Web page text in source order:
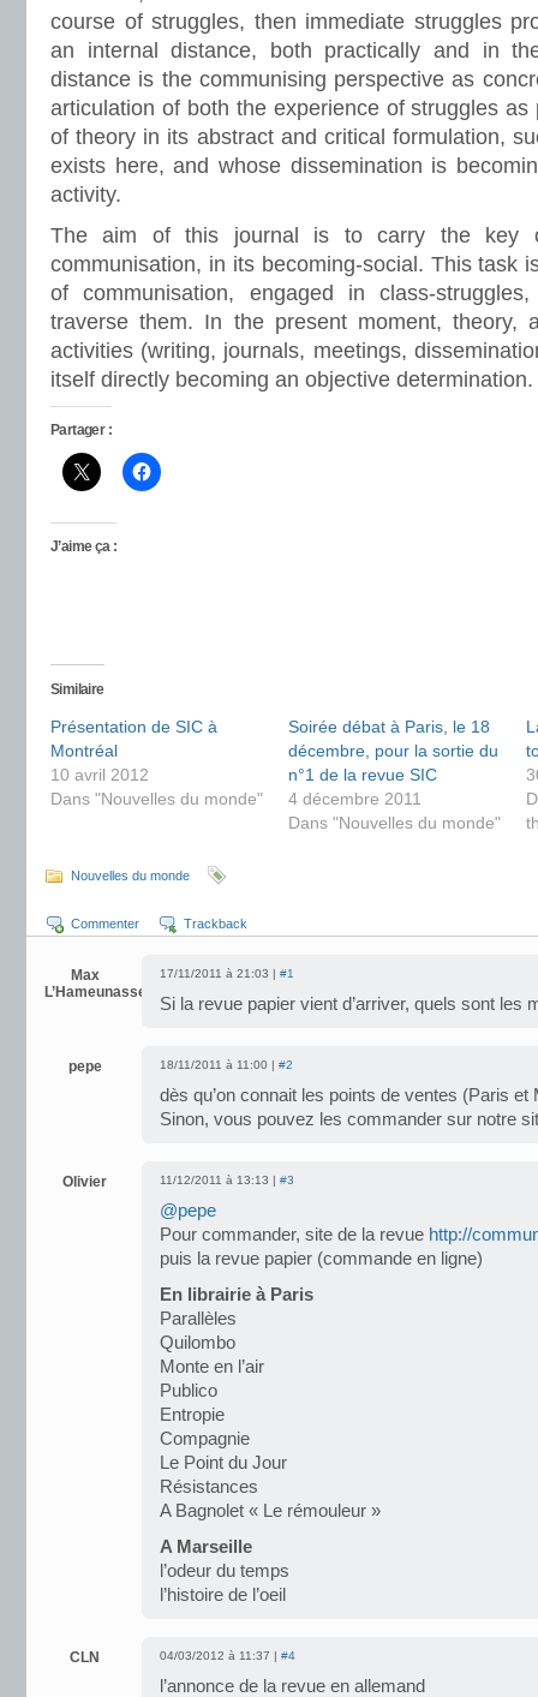
course of struggles, then immediate struggles
an internal distance, both practically and in
distance is the communising perspective as
articulation of both the experience of struggles
of theory in its abstract and critical formulation,
exists here, and whose dissemination is
activity.
The aim of this journal is to carry the key
communisation, in its becoming-social. This task
of communisation, engaged in class-
traverse them. In the present moment, theory,
activities (writing, journals, meetings,
itself directly becoming an objective determination.
Partager :
J’aime ça :
Similaire
Présentation de SIC à
Montréal
10 avril 2012
Dans "Nouvelles du monde"
Soirée débat à Paris, le 18
décembre, pour la sortie du
n°1 de la revue SIC
4 décembre 2011
Dans "Nouvelles du monde"
Nouvelles du monde
Commenter Trackback
Max
L’Hameunasse
17/11/2011 à 21:03 | #1
Si la revue papier vient d’arriver, quels sont les
pepe 18/11/2011 à 11:00 | #2
dès qu’on connait les points de ventes (Paris et
Sinon, vous pouvez les commander sur notre
Olivier 11/12/2011 à 13:13 | #3
@pepe
Pour commander, site de la revue http://
puis la revue papier (commande en ligne)
En librairie à Paris
Parallèles
Quilombo
Monte en l’air
Publico
Entropie
Compagnie
Le Point du Jour
Résistances
A Bagnolet « Le rémouleur »
A Marseille
l’odeur du temps
l’histoire de l’oeil
CLN 04/03/2012 à 11:37 | #4
l’annonce de la revue en allemand